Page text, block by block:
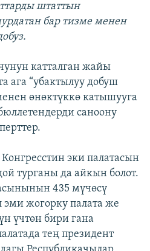
штаттын
бар тизме менен
катталган жайы
ага “убактылуу добуш
өнөктүккө катышууга
саноону
эки палатасын
турганы да айкын болот.
435 мүчөсү
жогорку палата же
үчтөн бири гана
тең президент